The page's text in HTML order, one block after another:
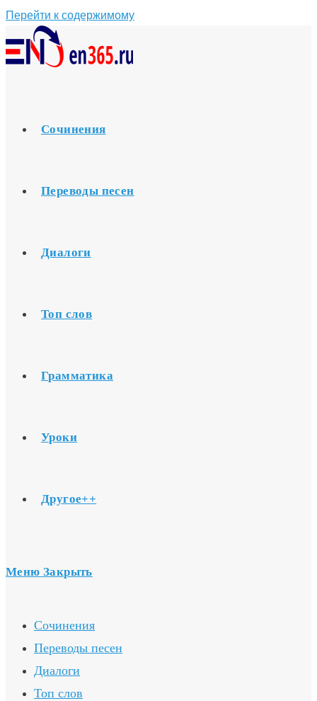
Перейти к содержимому
Сочинения
Переводы песен
Диалоги
Топ слов
Грамматика
Уроки
Другое++
Меню Закрыть
Сочинения
Переводы песен
Диалоги
Топ слов